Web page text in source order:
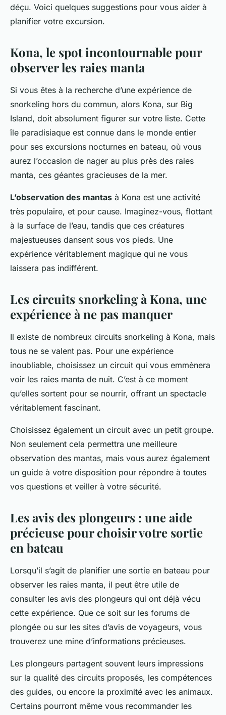
Baptiste•9 octobre 2024•6 min de lecture
déçu. Voici quelques suggestions pour vous aider à
planifier votre excursion.
Kona, le spot incontournable pour
observer les raies manta
Si vous êtes à la recherche d’une expérience de
snorkeling hors du commun, alors Kona, sur Big
Island, doit absolument figurer sur votre liste. Cette
île paradisiaque est connue dans le monde entier
pour ses excursions nocturnes en bateau, où vous
aurez l’occasion de nager au plus près des raies
manta, ces géantes gracieuses de la mer.
L’observation des mantas à Kona est une activité
très populaire, et pour cause. Imaginez-vous, flottant
à la surface de l’eau, tandis que ces créatures
majestueuses dansent sous vos pieds. Une
expérience véritablement magique qui ne vous
laissera pas indifférent.
Les circuits snorkeling à Kona, une
expérience à ne pas manquer
Il existe de nombreux circuits snorkeling à Kona, mais
tous ne se valent pas. Pour une expérience
inoubliable, choisissez un circuit qui vous emmènera
voir les raies manta de nuit. C’est à ce moment
qu’elles sortent pour se nourrir, offrant un spectacle
véritablement fascinant.
Choisissez également un circuit avec un petit groupe.
Non seulement cela permettra une meilleure
observation des mantas, mais vous aurez également
un guide à votre disposition pour répondre à toutes
vos questions et veiller à votre sécurité.
Les avis des plongeurs : une aide
précieuse pour choisir votre sortie
en bateau
Lorsqu’il s’agit de planifier une sortie en bateau pour
observer les raies manta, il peut être utile de
consulter les avis des plongeurs qui ont déjà vécu
cette expérience. Que ce soit sur les forums de
plongée ou sur les sites d’avis de voyageurs, vous
trouverez une mine d’informations précieuses.
Les plongeurs partagent souvent leurs impressions
sur la qualité des circuits proposés, les compétences
des guides, ou encore la proximité avec les animaux.
Certains pourront même vous recommander les